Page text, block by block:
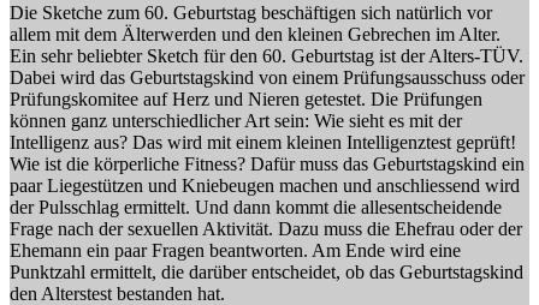
Die Sketche zum 60. Geburtstag beschäftigen sich natürlich vor
allem mit dem Älterwerden und den kleinen Gebrechen im Alter.
Ein sehr beliebter Sketch für den 60. Geburtstag ist der Alters-TÜV.
Dabei wird das Geburtstagskind von einem Prüfungsausschuss oder
Prüfungskomitee auf Herz und Nieren getestet. Die Prüfungen
können ganz unterschiedlicher Art sein: Wie sieht es mit der
Intelligenz aus? Das wird mit einem kleinen Intelligenztest geprüft!
Wie ist die körperliche Fitness? Dafür muss das Geburtstagskind ein
paar Liegestützen und Kniebeugen machen und anschliessend wird
der Pulsschlag ermittelt. Und dann kommt die allesentscheidende
Frage nach der sexuellen Aktivität. Dazu muss die Ehefrau oder der
Ehemann ein paar Fragen beantworten. Am Ende wird eine
Punktzahl ermittelt, die darüber entscheidet, ob das Geburtstagskind
den Alterstest bestanden hat.